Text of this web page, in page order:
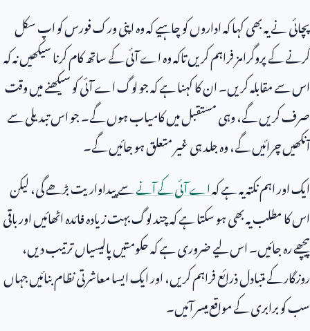
پچائی نے یہ بھی کہا کہ اداروں کو چاہیے کہ وہ اپنی ورک فورس کو اپ سکل
کرنے کے پروگرامز فراہم کریں تاکہ وہ اے آئی کے ساتھ کام کرنا سیکھیں نہ کہ
اس سے مقابلہ کریں۔ ان کا کہنا ہے کہ جو لوگ اے آئی کو سیکھنے میں وقت
صرف کریں گے، وہی مستقبل میں کامیاب ہوں گے۔ جو اس تبدیلی سے
آنکھیں چرائیں گے، وہ جلد ہی غیر متعلق ہو جائیں گے۔
ایک اور اہم نکتہ یہ ہے کہاے آئی کے آنےسے پیداواریت بڑھے گی، لیکن
اس کا مطلب یہ بھی ہو سکتا ہے کہ چند لوگ بہت زیادہ فائدہ اٹھائیں اور باقی
پیچھے رہ جائیں۔ اس لیے ضروری ہے کہ حکومتیں پالیسیاں ترتیب دیں،
روزگار کے متبادل ذرائع فراہم کریں، اور ایک ایسا معاشرتی نظام بنائیں جہاں
سب کو برابری کے مواقع میسر آئیں۔